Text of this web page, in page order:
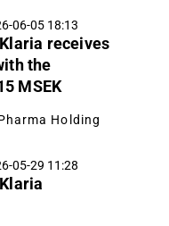
06-05 18:13
receives
the
MSEK
Holding
05-29 11:28